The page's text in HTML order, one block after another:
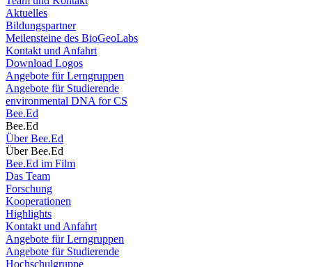
Aktuelles
Bildungspartner
Meilensteine des BioGeoLabs
Kontakt und Anfahrt
Download Logos
Angebote für Lerngruppen
Angebote für Studierende
environmental DNA for CS
Bee.Ed
Bee.Ed
Über Bee.Ed
Über Bee.Ed
Bee.Ed im Film
Das Team
Forschung
Kooperationen
Highlights
Kontakt und Anfahrt
Angebote für Lerngruppen
Angebote für Studierende
Hochschulgruppe